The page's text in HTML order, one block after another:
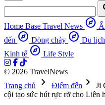
Home Base Travel News explore
đến explore Dòng chảy explore Du
Kinh tế explore Life Style
© 2026 TravelNews
Trang chủ
chevron_right Điểm đến chevron_right
Ji
cội tạo sức hút rực rỡ cho Liên